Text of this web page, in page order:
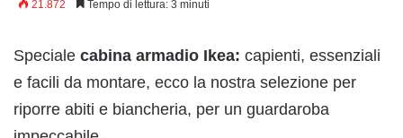
21.872 Tempo di lettura: 3 minuti
Speciale cabina armadio Ikea: capienti, essenziali
e facili da montare, ecco la nostra selezione per
riporre abiti e biancheria, per un guardaroba